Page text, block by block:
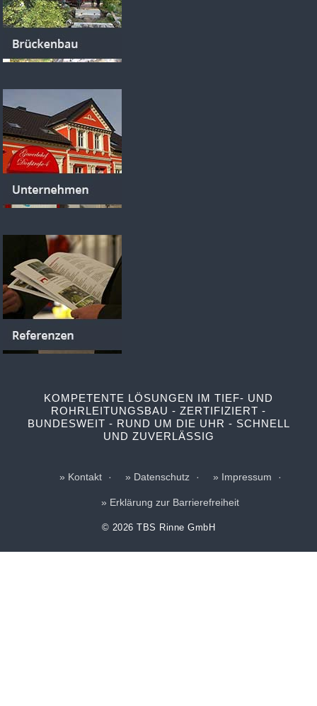
KOMPETENTE LÖSUNGEN IM TIEF- UND
ROHRLEITUNGSBAU - ZERTIFIZIERT -
BUNDESWEIT - RUND UM DIE UHR - SCHNELL
UND ZUVERLÄSSIG
Kontakt Datenschutz Impressum
Erklärung zur Barrierefreiheit
© 2026 TBS Rinne GmbH